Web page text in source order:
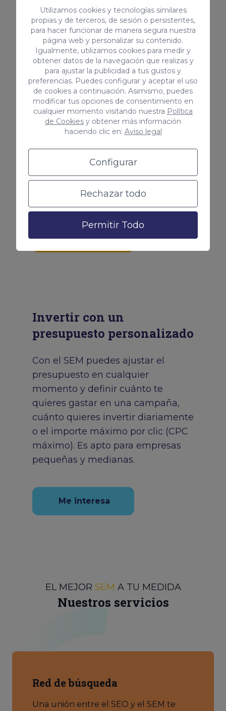
Utilizamos cookies y tecnologías similares
propias y de terceros, de sesión o persistentes,
para hacer funcionar de manera segura nuestra
página web y personalizar su contenido.
Igualmente, utilizamos cookies para medir y
obtener datos de la navegación que realizas y
para ajustar la publicidad a tus gustos y
preferencias. Puedes configurar y aceptar el uso
de cookies a continuación. Asimismo, puedes
modificar tus opciones de consentimiento en
cualquier momento visitando nuestra Política
de Cookies y obtener más información
haciendo clic en: Aviso legal
Configurar
Rechazar todo
Permitir Todo
Me interesa
Conocer tu buyer persona
Las campañas te ayudan a
recopilar información sobre los
que mejor funcionan y mucho más.
¡Vincula tu cuenta de Google Ads
con Google Analytics!
Me interesa
Invertir con un
presupuesto personalizado
Con el SEM puedes ajustar el
presupuesto en cualquier
momento y definir cuánto te
quieres gastar en una campaña,
cuánto quieres invertir diariamente
o el importe máximo por clic (CPC
máximo). Es apto para empresas
pequeñas y medianas.
Me interesa
EL MEJOR SEM A TU MEDIDA
Nuestros servicios
Red de búsqueda
Una unión entre el SEO y el SEM te